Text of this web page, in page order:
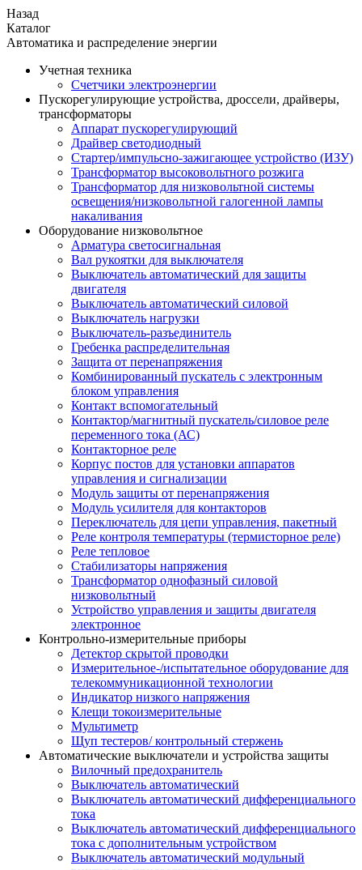
Назад
Каталог
Автоматика и распределение энергии
Учетная техника
Счетчики электроэнергии
Пускорегулирующие устройства, дроссели, драйверы,
трансформаторы
Аппарат пускорегулирующий
Драйвер светодиодный
Стартер/импульсно-зажигающее устройство (ИЗУ)
Трансформатор высоковольтного розжига
Трансформатор для низковольтной системы
освещения/низковольтной галогенной лампы
накаливания
Оборудование низковольтное
Арматура светосигнальная
Вал рукоятки для выключателя
Выключатель автоматический для защиты
двигателя
Выключатель автоматический силовой
Выключатель нагрузки
Выключатель-разъединитель
Гребенка распределительная
Защита от перенапряжения
Комбинированный пускатель с электронным
блоком управления
Контакт вспомогательный
Контактор/магнитный пускатель/силовое реле
переменного тока (АС)
Контакторное реле
Корпус постов для установки аппаратов
управления и сигнализации
Модуль защиты от перенапряжения
Модуль усилителя для контакторов
Переключатель для цепи управления, пакетный
Реле контроля температуры (термисторное реле)
Реле тепловое
Стабилизаторы напряжения
Трансформатор однофазный силовой
низковольтный
Устройство управления и защиты двигателя
электронное
Контрольно-измерительные приборы
Детектор скрытой проводки
Измерительное-/испытательное оборудование для
телекоммуникационной технологии
Индикатор низкого напряжения
Клещи токоизмерительные
Мультиметр
Щуп тестеров/ контрольный стержень
Автоматические выключатели и устройства защиты
Вилочный предохранитель
Выключатель автоматический
Выключатель автоматический дифференциального
тока
Выключатель автоматический дифференциального
тока с дополнительным устройством
Выключатель автоматический модульный